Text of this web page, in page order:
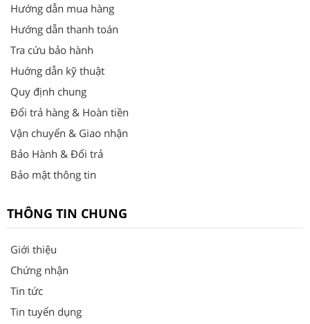
Hướng dẫn mua hàng
Hướng dẫn thanh toán
Tra cứu bảo hành
Huớng dẫn kỹ thuật
Quy định chung
Đổi trả hàng & Hoàn tiền
Vận chuyển & Giao nhận
Bảo Hành & Đổi trả
Bảo mật thông tin
THÔNG TIN CHUNG
Giới thiệu
Chứng nhận
Tin tức
Tin tuyển dụng